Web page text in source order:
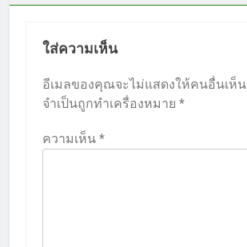
ใส่ความเห็น
อีเมลของคุณจะไม่แสดงให้คนอื่นเห็น
จำเป็นถูกทำเครื่องหมาย *
ความเห็น *